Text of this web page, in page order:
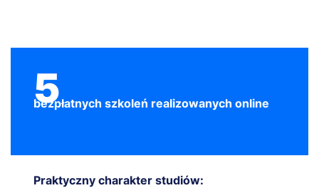
5
bezpłatnych szkoleń realizowanych online
Praktyczny charakter studiów: